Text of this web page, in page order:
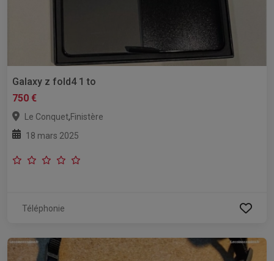
Galaxy z fold4 1 to
750 €
Le Conquet,Finistère
18 mars 2025
Téléphonie